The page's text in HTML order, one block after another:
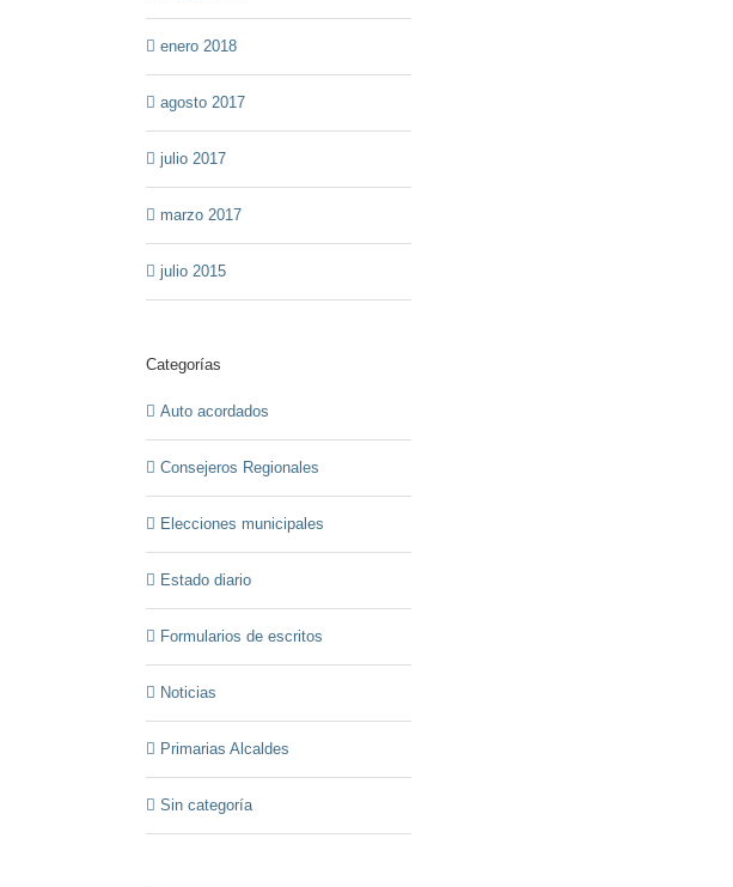
enero 2018
agosto 2017
julio 2017
marzo 2017
julio 2015
Categorías
Auto acordados
Consejeros Regionales
Elecciones municipales
Estado diario
Formularios de escritos
Noticias
Primarias Alcaldes
Sin categoría